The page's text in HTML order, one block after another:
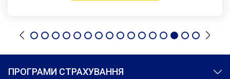
ПРОГРАМИ СТРАХУВАННЯ